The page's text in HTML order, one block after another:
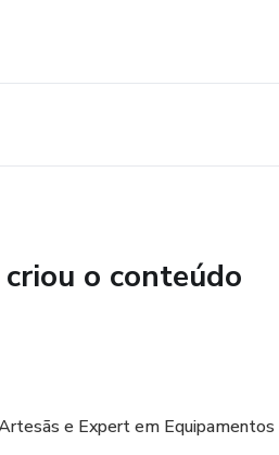
o conteúdo
e Expert em Equipamentos